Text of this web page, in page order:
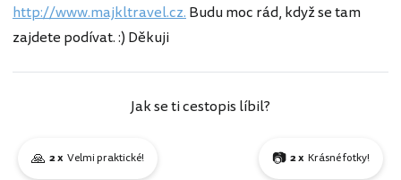
http://www.majkltravel.cz.Budu moc rád, když se tam
zajdete podívat. :) Děkuji
Jak se ti cestopis líbil?
🙏 2 x Velmi praktické! 📷 2 x Krásné fotky!